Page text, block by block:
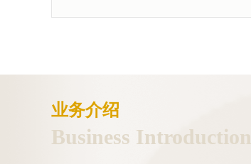
业务介绍
Business Introduction